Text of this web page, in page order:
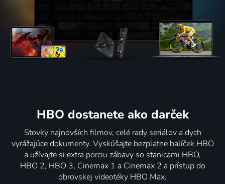
HBO dostanete ako darček
Stovky najnovších filmov, celé rady seriálov a dych
vyrážajúce dokumenty. Vyskúšajte bezplatne balíček HBO
a užívajte si extra porciu zábavy so stanicami HBO,
HBO 2, HBO 3, Cinemax 1 a Cinemax 2 a prístup do
obrovskej videotéky HBO Max.